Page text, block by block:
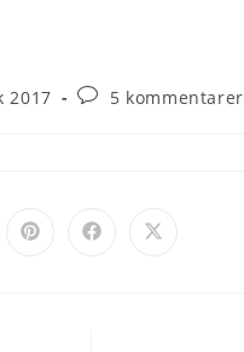
2017 5 kommentarer